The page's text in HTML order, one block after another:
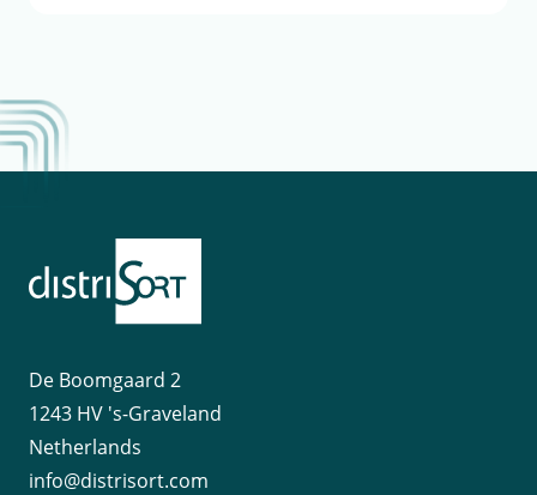
De Boomgaard 2
1243 HV 's-Graveland
Netherlands
info@distrisort.com